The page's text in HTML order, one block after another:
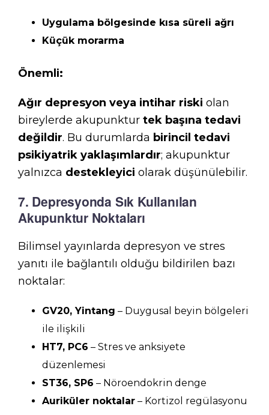
Uygulama bölgesinde kısa süreli ağrı
Küçük morarma
Önemli:
Ağır depresyon veya intihar riski olan
bireylerde akupunktur tek başına tedavi
değildir. Bu durumlarda birincil tedavi
psikiyatrik yaklaşımlardır; akupunktur
yalnızca destekleyici olarak düşünülebilir.
7. Depresyonda Sık Kullanılan
Akupunktur Noktaları
Bilimsel yayınlarda depresyon ve stres
yanıtı ile bağlantılı olduğu bildirilen bazı
noktalar:
GV20, Yintang – Duygusal beyin bölgeleri
ile ilişkili
HT7, PC6 – Stres ve anksiyete
düzenlemesi
ST36, SP6 – Nöroendokrin denge
Auriküler noktalar – Kortizol regülasyonu